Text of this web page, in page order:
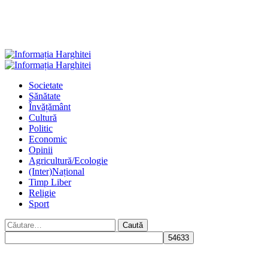
Primary
Societate
Sănătate
Învățământ
Cultură
Politic
Economic
Opinii
Agricultură/Ecologie
(Inter)Național
Timp Liber
Religie
Sport
Caută
după: